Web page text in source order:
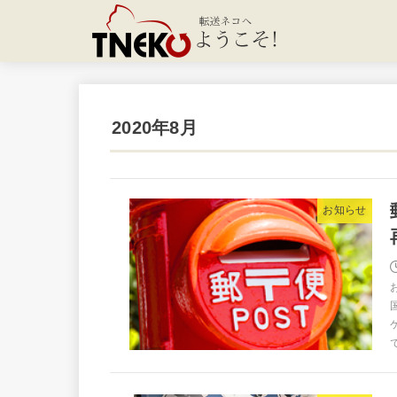
2020年8月
お知らせ